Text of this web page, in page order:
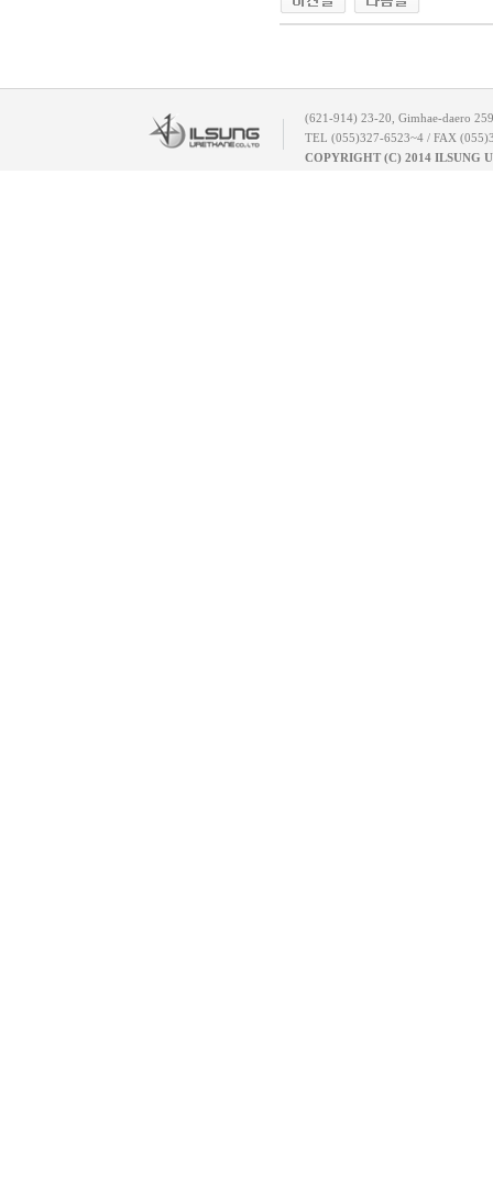
(621-914) 23-20, Gimhae-daero
TEL (055)327-6523~4 / FAX
COPYRIGHT (C) 2014 ILSUNG